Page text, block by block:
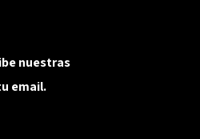
nuestras
email.